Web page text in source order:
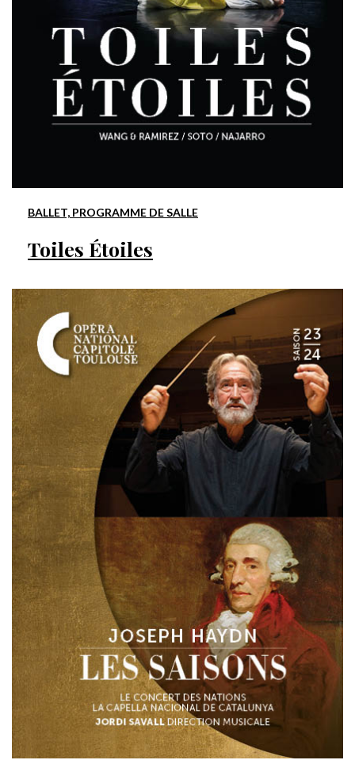
Toiles Étoiles
BALLET, PROGRAMME DE SALLE